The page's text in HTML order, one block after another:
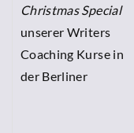
Christmas Special
unserer Writers
Coaching Kurse in
der Berliner